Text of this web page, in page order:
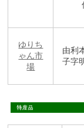
ゆりち
ゃん市
場
由利
子字